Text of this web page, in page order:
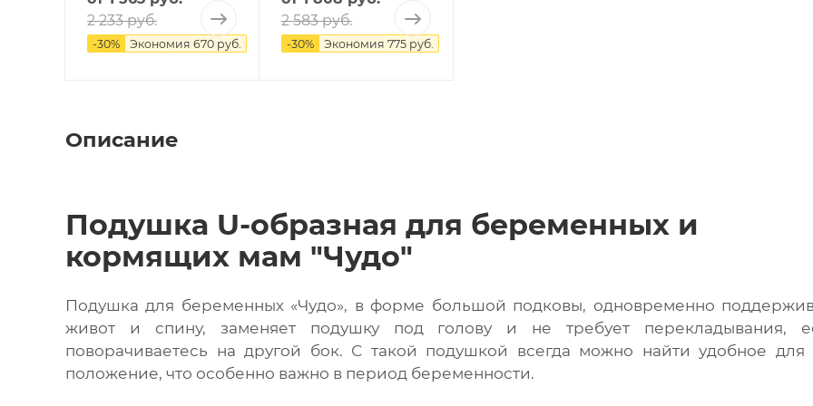
2 233 руб.
-30% Экономия 670 руб.
2 583 руб.
-30% Экономия 775 руб.
Описание
Подушка U-образная для беременных и
кормящих мам "Чудо"
Подушка для беременных «Чудо», в форме большой подковы, одновременно
живот и спину, заменяет подушку под голову и не требует перекладывания,
поворачиваетесь на другой бок. С такой подушкой всегда можно найти удобное для
положение, что особенно важно в период беременности.